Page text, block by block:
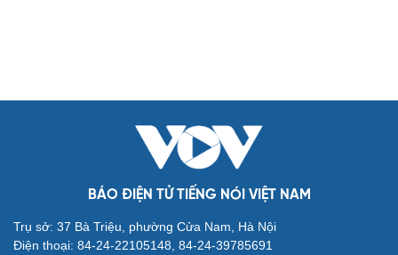
Nghệ sĩ
Thời trang
BÁO ĐIỆN TỬ TIẾNG NÓI VIỆT NAM
Trụ sở: 37 Bà Triệu, phường Cửa Nam, Hà Nội
Điện thoại: 84-24-22105148, 84-24-39785691